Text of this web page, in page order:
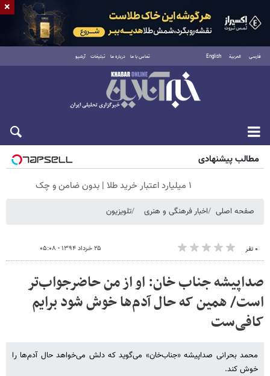
فارسی العربية English تماس با ما درباره ما تبلیغات آرشیو
شنبه ۱۷ مرداد ۱۴۰۵
مطالب پیشنهادی
۱ میلیارد اعتبار خرید طلا | بدون ضامن و چک
صفحه اصلی اخبار فرهنگی و هنری تلویزیون
۰ نفر ۲۵ خرداد ۱۳۹۴ - ۰۵:۰۸
صداپیشه جناب خان: او از من حاضرجواب‌تر
است/ همین که حال آدم‌ها خوش شود برایم
کافی‌ست
محمد بحرانی صداپیشه «جناب‌خان» می‌گوید که دلش می‌خواهد حال آدم‌ها را
خوش کند.
×